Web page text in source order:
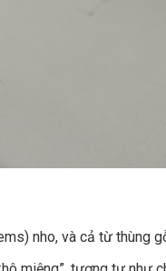
nho, và cả từ thùng